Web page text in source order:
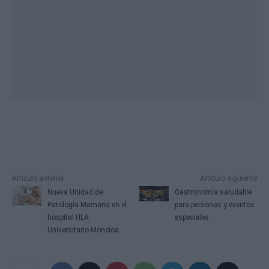
Artículo anterior
Nueva Unidad de
Patología Mamaria en el
hospital HLA
Universitario Moncloa
Artículo siguiente
Gastronomía saludable
para personas y eventos
especiales